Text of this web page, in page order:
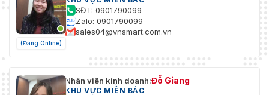
(Đang Online)
SĐT: 0901790099
Zalo: 0901790099
sales04@vnsmart.com.vn
Nhân viên kinh doanh:Đỗ Giang
KHU VỰC MIỀN BẮC